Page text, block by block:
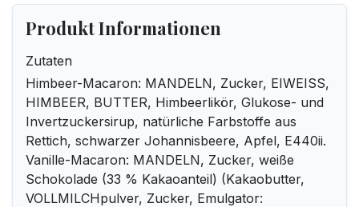
Produkt Informationen
Zutaten
Himbeer-Macaron: MANDELN, Zucker, EIWEISS,
HIMBEER, BUTTER, Himbeerlikör, Glukose- und
Invertzuckersirup, natürliche Farbstoffe aus
Rettich, schwarzer Johannisbeere, Apfel, E440ii.
Vanille-Macaron: MANDELN, Zucker, weiße
Schokolade (33 % Kakaoanteil) (Kakaobutter,
VOLLMILCHpulver, Zucker, Emulgator: